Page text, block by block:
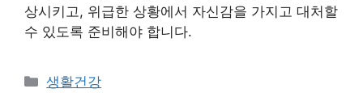
상시키고, 위급한 상황에서 자신감을 가지고 대처할
수 있도록 준비해야 합니다.
Categories
생활건강